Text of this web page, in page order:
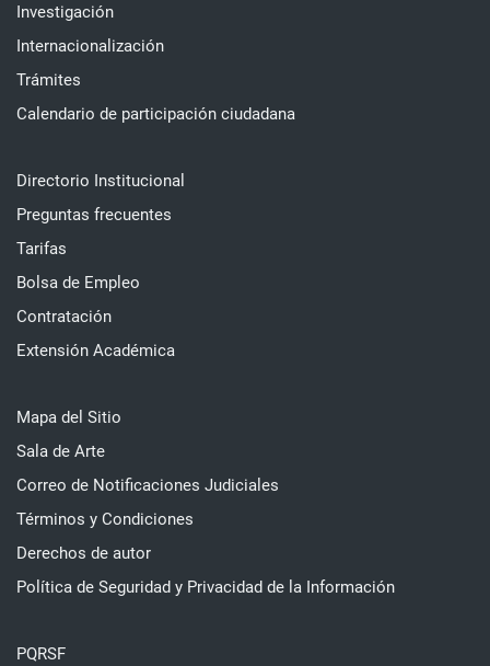
Investigación
Internacionalización
Trámites
Calendario de participación ciudadana
Directorio Institucional
Preguntas frecuentes
Tarifas
Bolsa de Empleo
Contratación
Extensión Académica
Mapa del Sitio
Sala de Arte
Correo de Notificaciones Judiciales
Términos y Condiciones
Derechos de autor
Política de Seguridad y Privacidad de la Información
PQRSF